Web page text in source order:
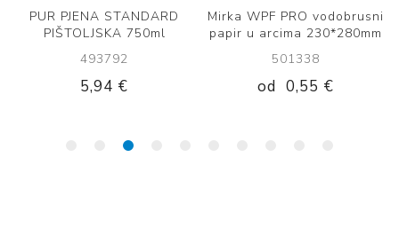
PUR PJENA STANDARD
PIŠTOLJSKA 750ml
493792
5,94 €
Mirka WPF PRO vodobrusni
papir u arcima 230*280mm
501338
od 0,55 €